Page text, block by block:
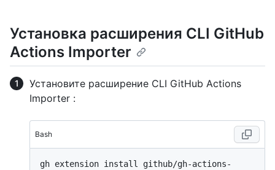
Установка расширения CLI GitHub
Actions Importer
Установите расширение CLI GitHub Actions
Importer :
Bash
gh extension install github/gh-actions-